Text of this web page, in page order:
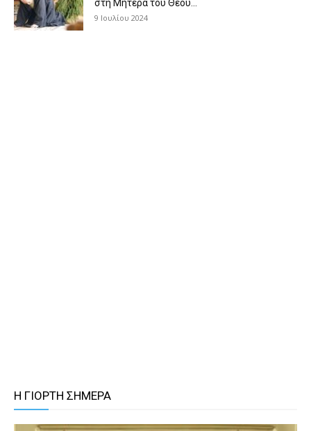
στη Μητέρα του Θεού...
9 Ιουλίου 2024
Η ΓΙΟΡΤΗ ΣΗΜΕΡΑ